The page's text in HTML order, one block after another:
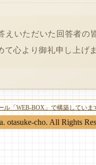
いただいた回答者の
心より御礼申し上げま
ル「WEB-BOX」で構築していま
otasuke-cho. All Rights